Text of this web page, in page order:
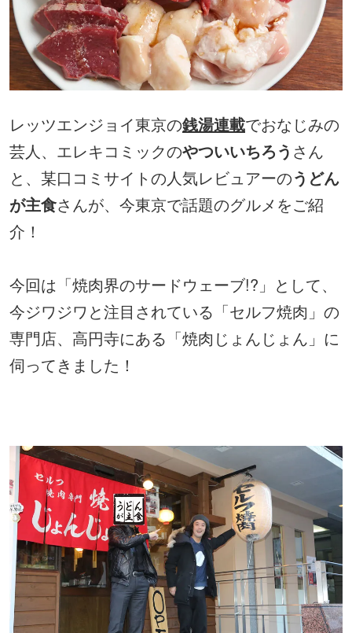
レッツエンジョイ東京の銭湯連載でおなじみの
芸人、エレキコミックのやついいちろう さん
と、某口コミサイトの人気レビュアーのうどん
が主食さんが、今東京で話題のグルメをご紹
介！
今回は「焼肉界のサードウェーブ!?」として、
今ジワジワと注目されている「セルフ焼肉」の
専門店、高円寺にある「焼肉じょんじょん」に
伺ってきました！